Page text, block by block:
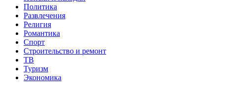
Политика
Развлечения
Религия
Романтика
Спорт
Строительство и ремонт
ТВ
Туризм
Экономика